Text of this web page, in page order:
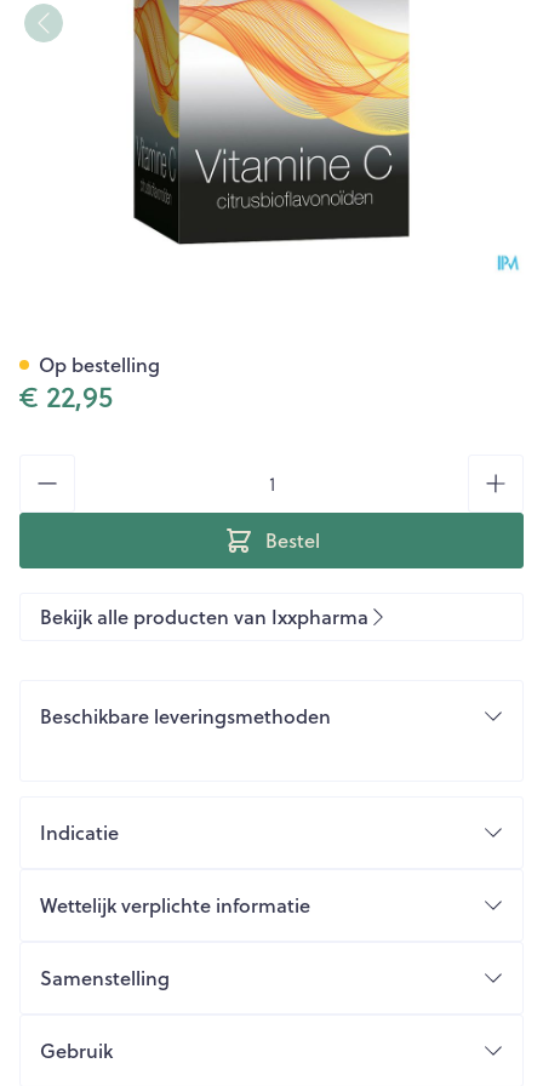
€ 22,95
Bestel
Op bestelling
Bekijk alle producten van Ixxpharma
Beschikbare leveringsmethoden
Indicatie
Wettelijk verplichte informatie
Samenstelling
Gebruik